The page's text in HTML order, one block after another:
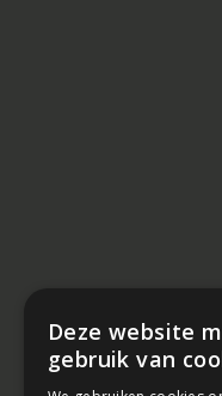
Deze website
gebruik van